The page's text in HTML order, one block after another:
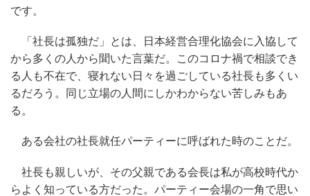
です。
「社長は孤独だ」とは、日本経営合理化協会に入協して
から多くの人から聞いた言葉だ。このコロナ禍で相談でき
る人も不在で、寝れない日々を過ごしている社長も多くい
るだろう。同じ立場の人間にしかわからない苦しみもあ
る。
ある会社の社長就任パーティーに呼ばれた時のことだ。
社長も親しいが、その父親である会長は私が高校時代か
らよく知っている方だった。パーティー会場の一角で思い